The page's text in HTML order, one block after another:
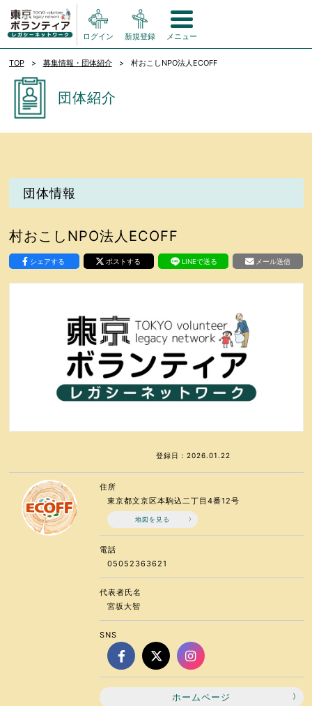
ログイン 新規登録 メニュー
TOP 募集情報・団体紹介 村おこしNPO法人ECOFF
団体紹介
団体情報
村おこしNPO法人ECOFF
シェアする ポストする LINEで送る メール送信
登録日：2026.01.22
住所
東京都文京区本駒込二丁目4番12号
地図を見る
電話
05052363621
代表者氏名
宮坂大智
SNS
ホームページ